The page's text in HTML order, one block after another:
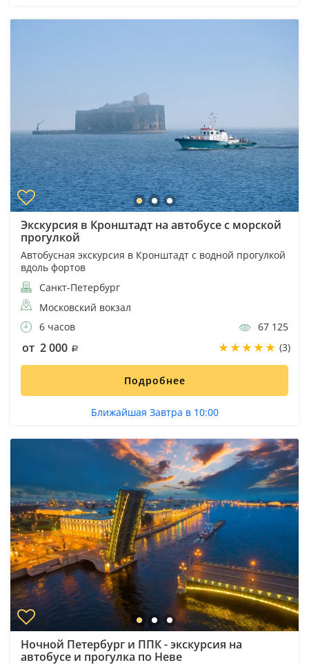
Экскурсия в Кронштадт на автобусе с морской
прогулкой
Автобусная экскурсия в Кронштадт с водной прогулкой
вдоль фортов
Санкт-Петербург
Московский вокзал
6 часов
67 125
от 2 000 (3)
Подробнее
Ближайшая Завтра в 10:00
Ночной Петербург и ППК - экскурсия на
автобусе и прогулка по Неве